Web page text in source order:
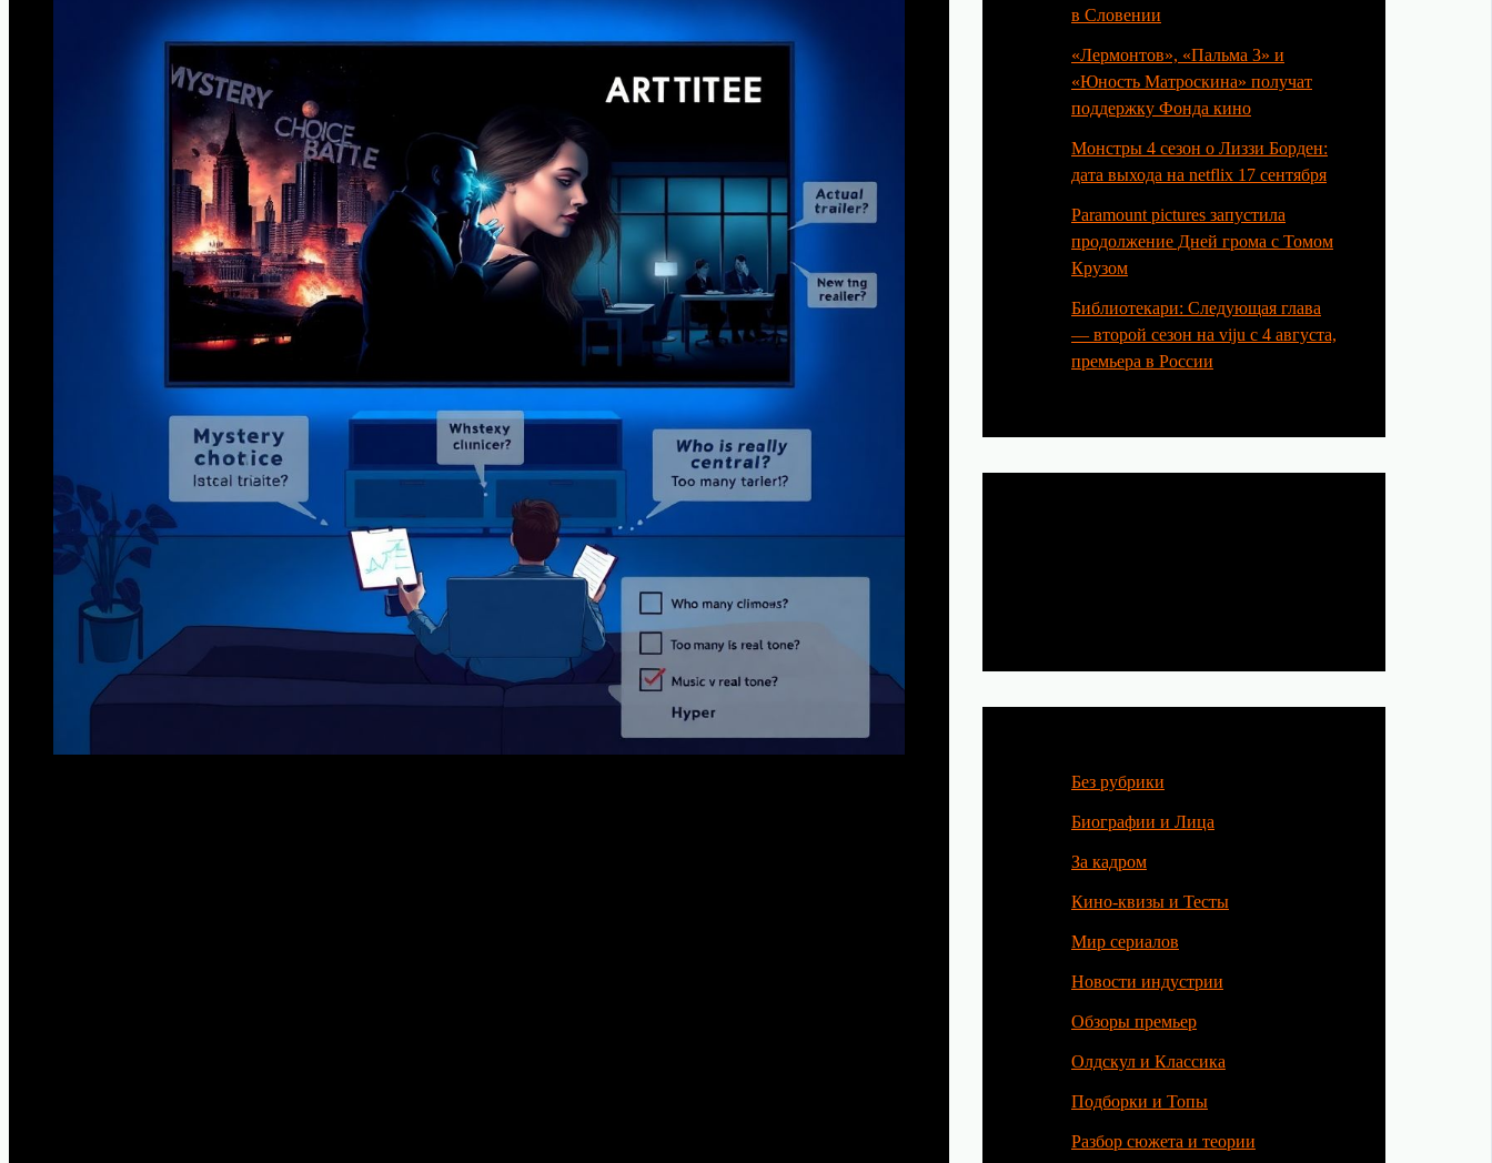
в Словении
«Лермонтов», «Пальма 3» и
«Юность Матроскина» получат
поддержку Фонда кино
Монстры 4 сезон о Лиззи Борден:
дата выхода на netflix 17 сентября
Paramount pictures запустила
продолжение Дней грома с Томом
Крузом
Библиотекари: Следующая глава
— второй сезон на viju с 4 августа,
премьера в России
Без рубрики
Биографии и Лица
За кадром
Кино-квизы и Тесты
Мир сериалов
Новости индустрии
Обзоры премьер
Олдскул и Классика
Подборки и Топы
Разбор сюжета и теории